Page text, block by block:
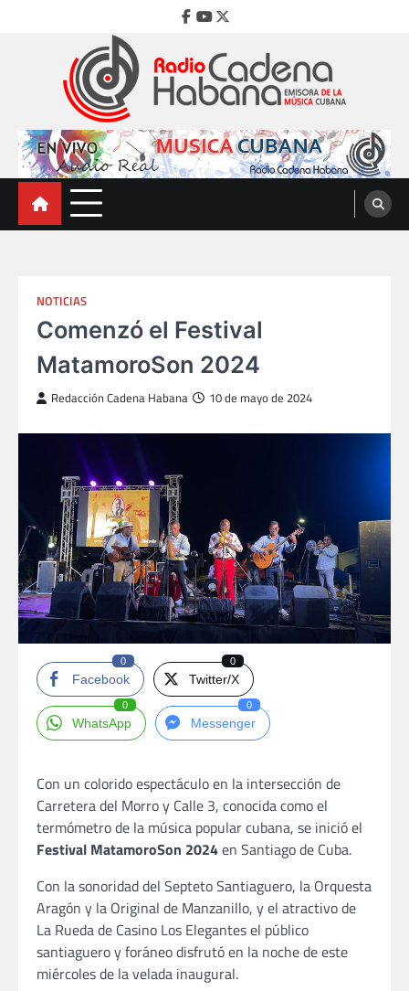
Facebook
Youtube
Twitter
Radio Cadena Habana
Emisora de la Música Cubana
NOTICIAS
Comenzó el Festival
MatamoroSon 2024
Redacción Cadena Habana 10 de mayo de 2024
Facebook
0
Twitter/X
0
WhatsApp
0
Messenger
0
Con un colorido espectáculo en la intersección de
Carretera del Morro y Calle 3, conocida como el
termómetro de la música popular cubana, se inició el
Festival MatamoroSon 2024en Santiago de Cuba.
Con la sonoridad del Septeto Santiaguero, la Orquesta
Aragón y la Original de Manzanillo, y el atractivo de
La Rueda de Casino Los Elegantes el público
santiaguero y foráneo disfrutó en la noche de este
miércoles de la velada inaugural.